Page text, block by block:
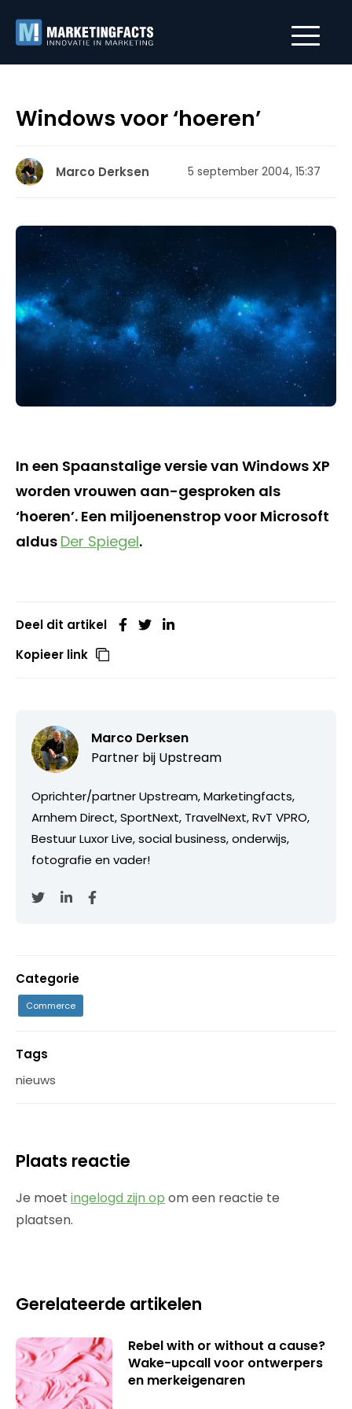
Windows voor ‘hoeren’
Marco Derksen 5 september 2004, 15:37
In een Spaanstalige versie van Windows XP
worden vrouwen aan-gesproken als
‘hoeren’. Een miljoenenstrop voor Microsoft
aldus Der Spiegel.
Deel dit artikel
Kopieer link
Marco Derksen
Partner bij Upstream
Oprichter/partner Upstream, Marketingfacts,
Arnhem Direct, SportNext, TravelNext, RvT VPRO,
Bestuur Luxor Live, social business, onderwijs,
fotografie en vader!
Categorie
Commerce
Tags
nieuws
Plaats reactie
Je moet ingelogd zijn op om een reactie te
plaatsen.
Gerelateerde artikelen
Rebel with or without a cause?
Wake-upcall voor ontwerpers
en merkeigenaren